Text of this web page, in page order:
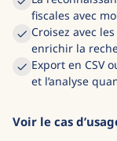
fiscales avec
Croisez avec
enrichir la
Export en CSV
et l’analyse
Voir le cas